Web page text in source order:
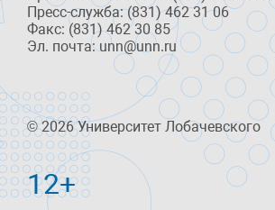
Пресс-служба: (831) 462 31 06
Факс: (831) 462 30 85
Эл. почта: unn@unn.ru
© 2026 Университет Лобачевского
12+